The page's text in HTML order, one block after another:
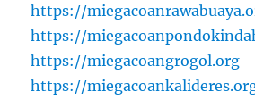
https://
https://
https://miegacoangrogol.org
https://